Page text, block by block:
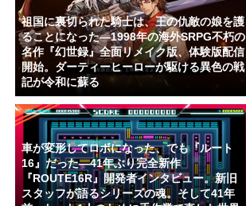
祖国に裏切られた騎士は、王の仇敵の娘を護
ることになった―1998年の海外SRPG不朽の
名作『幻世録』全面リメイク版、体験版配信
開始。ダーティーヒーローが駆ける異色の戦
記が令和に蘇る
車が変形してロボになった、でも『ルート
16』だった―41年ぶり完全新作
『ROUTE16R』開発者インタビュー。新旧
スタッフが語るシリーズの魂。そして41年